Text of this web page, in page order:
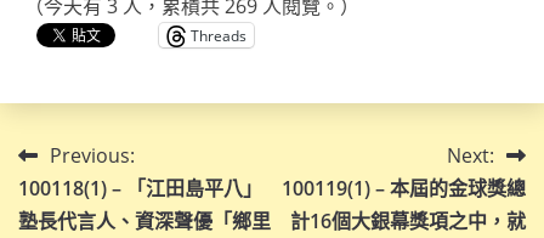
（今天有 3 人，累積共 269 人閱覽。）
Threads
文
章
Previous:
100118(1) – 「江田島平八」
塾長代言人、資深聲優「鄉里
Next:
100119(1) – 本屆的金球獎總
計16個大銀幕獎項之中，就